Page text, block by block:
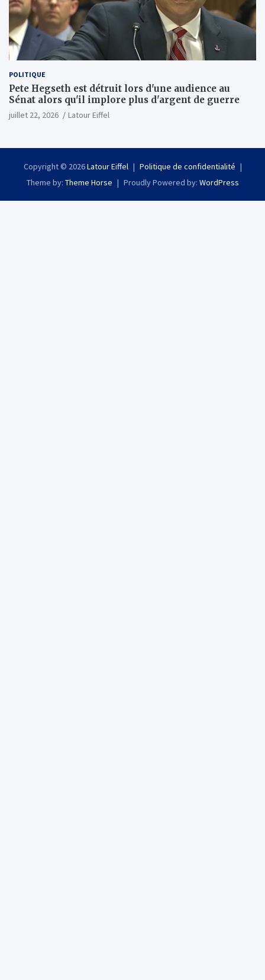
POLITIQUE
Pete Hegseth est détruit lors d'une audience au
Sénat alors qu'il implore plus d'argent de guerre
juillet 22, 2026 Latour Eiffel
Copyright © 2026Latour Eiffel
Politique de confidentialité
Theme by: Theme Horse Proudly Powered by: WordPress